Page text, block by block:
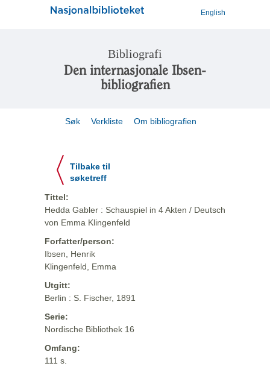
English
Bibliografi
Den internasjonale Ibsen-
bibliografien
Søk Verkliste Om bibliografien
Tilbake til
søketreff
Tittel:
Hedda Gabler : Schauspiel in 4 Akten / Deutsch
von Emma Klingenfeld
Forfatter/person:
Ibsen, Henrik
Klingenfeld, Emma
Utgitt:
Berlin : S. Fischer, 1891
Serie:
Nordische Bibliothek 16
Omfang:
111 s.